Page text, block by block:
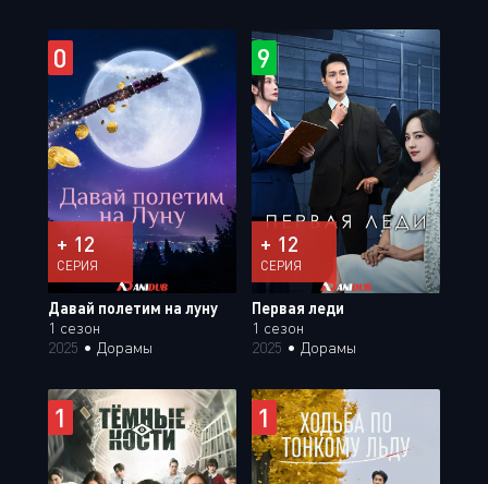
0
+ 12
СЕРИЯ
Давай полетим на луну
1 сезон
2025 • Дорамы
9
+ 12
СЕРИЯ
Первая леди
1 сезон
2025 • Дорамы
1 1